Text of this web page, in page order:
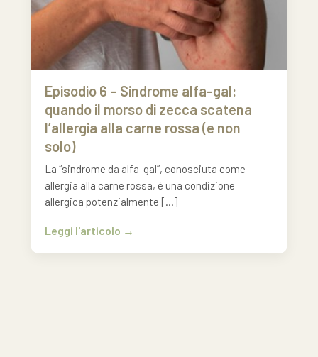
Episodio 6 – Sindrome alfa-gal:
quando il morso di zecca scatena
l’allergia alla carne rossa (e non
solo)
La “sindrome da alfa-gal”, conosciuta come
allergia alla carne rossa, è una condizione
allergica potenzialmente […]
Leggi l'articolo